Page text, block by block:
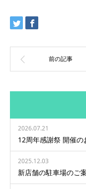
2026.07.21
12周年感謝祭 開催の
2025.12.03
新店舗の駐車場のご